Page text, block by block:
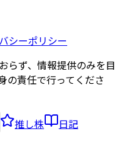
シーポリシー
らず、情報提供のみを目
の責任で行ってくださ
推し株 日記